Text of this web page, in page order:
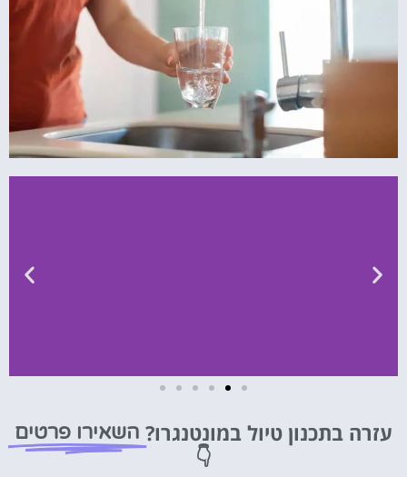
רכב
עזרה בתכנון טיול במונטנגרו? השאירו פרטים
👇